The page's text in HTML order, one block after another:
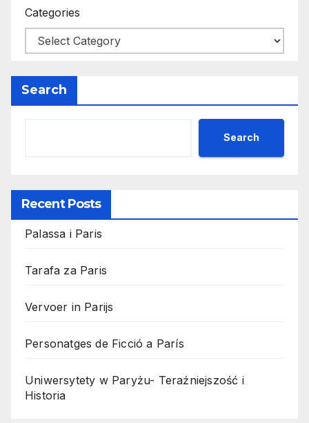
Categories
Search
Search
Recent Posts
Palassa i Paris
Tarafa za Paris
Vervoer in Parijs
Personatges de Ficció a París
Uniwersytety w Paryżu- Teraźniejszość i
Historia